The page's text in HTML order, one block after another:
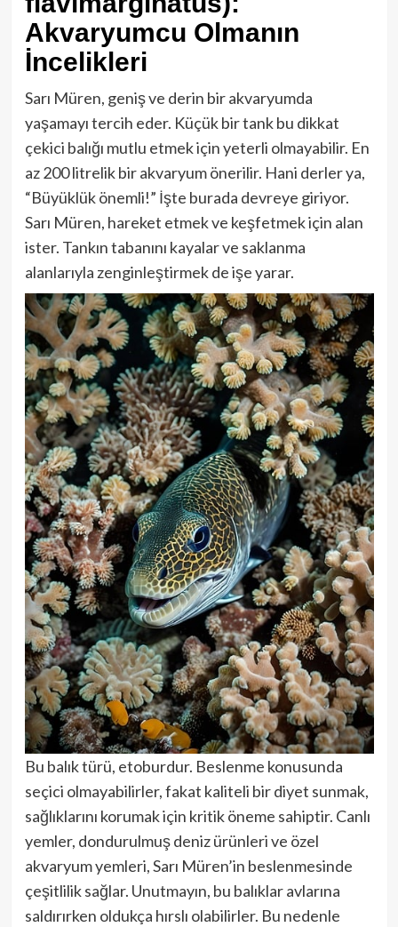
Akvaryumcu Olmanın
İncelikleri
Sarı Müren, geniş ve derin bir akvaryumda
yaşamayı tercih eder. Küçük bir tank bu dikkat
çekici balığı mutlu etmek için yeterli olmayabilir. En
az 200 litrelik bir akvaryum önerilir. Hani derler ya,
“Büyüklük önemli!” İşte burada devreye giriyor.
Sarı Müren, hareket etmek ve keşfetmek için alan
ister. Tankın tabanını kayalar ve saklanma
alanlarıyla zenginleştirmek de işe yarar.
Bu balık türü, etoburdur. Beslenme konusunda
seçici olmayabilirler, fakat kaliteli bir diyet sunmak,
sağlıklarını korumak için kritik öneme sahiptir. Canlı
yemler, dondurulmuş deniz ürünleri ve özel
akvaryum yemleri, Sarı Müren’in beslenmesinde
çeşitlilik sağlar. Unutmayın, bu balıklar avlarına
saldırırken oldukça hırslı olabilirler. Bu nedenle